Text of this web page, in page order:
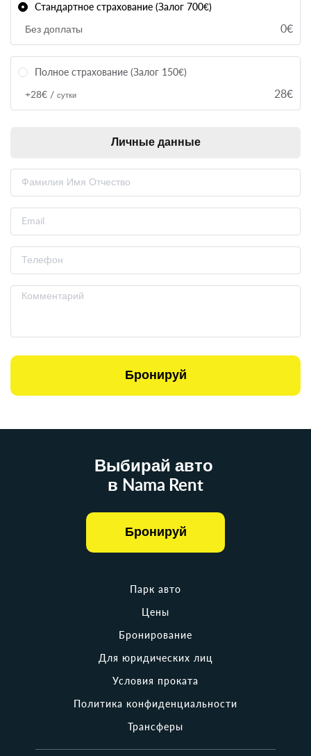
Стандартное страхование (Залог 700€)
Без доплаты 0€
Полное страхование (Залог 150€)
+28€ / сутки 28€
Личные данные
Парк авто
Цены
Бронирование
Для юридических лиц
Условия проката
Политика конфиденциальности
Трансферы
Выбирай авто
в Nama Rent
Бронируй